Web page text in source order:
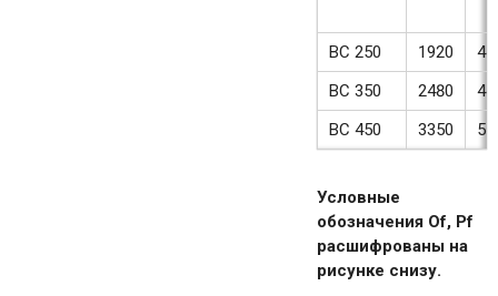
BC 250 1920
BC 350
2480
BC 450
3350
Условные
обозначения Of, Pf
расшифрованы на
рисунке снизу.